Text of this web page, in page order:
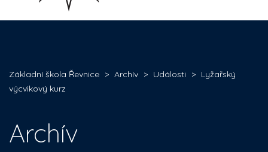
Základní škola Řevnice > Archív > Události > Lyžařský
výcvikový kurz
Archív